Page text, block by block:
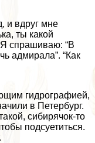
и вдруг мне
ты какой
Я спрашиваю: “В
адмирала”. “Как
гидрографией,
в Петербург.
сибирячок-то
подсуетиться.